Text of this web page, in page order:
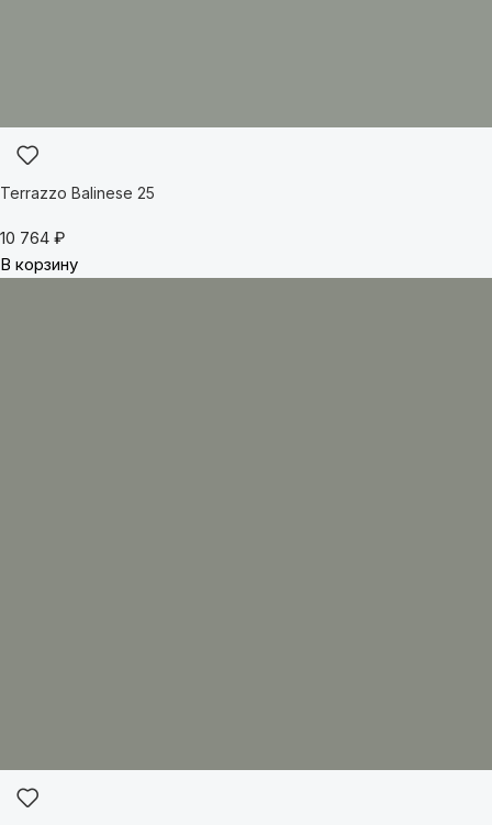
Terrazzo Balinese 25
10 764 ₽
В корзину